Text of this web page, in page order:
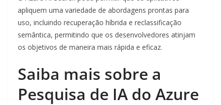
apliquem uma variedade de abordagens prontas para
uso, incluindo recuperação híbrida e reclassificação
semântica, permitindo que os desenvolvedores atinjam
os objetivos de maneira mais rápida e eficaz.
Saiba mais sobre a
Pesquisa de IA do Azure